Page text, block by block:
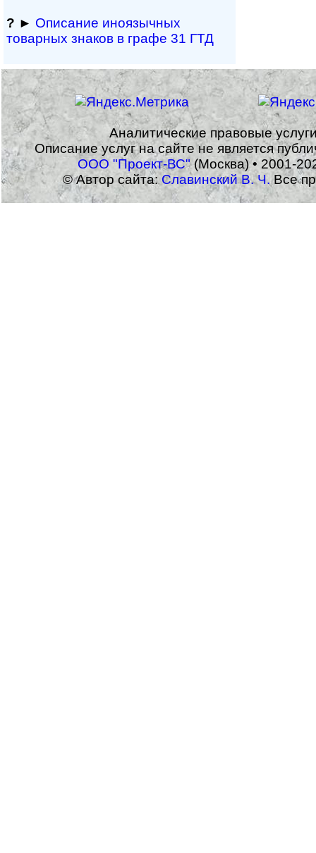
? ► Описание иноязычных
товарных знаков в графе 31 ГТД
Аналитические правовые
Описание услуг на сайте не является
ООО "Проект-ВС"(Москва) • 2001-
© Автор сайта:Славинский В. Ч.Все